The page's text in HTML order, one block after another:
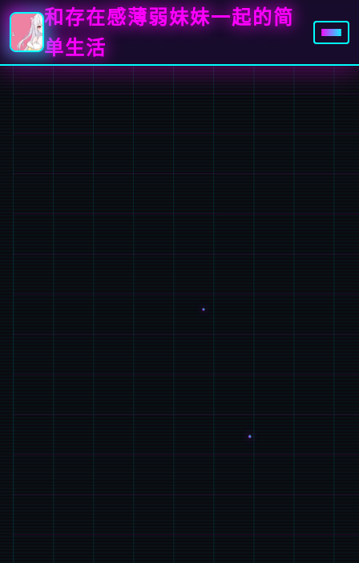
和存在感薄弱妹妹一起的简
单生活